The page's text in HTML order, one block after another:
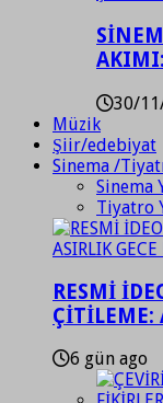
AKIMI:
30/
Müzik
Şiir/edebiyat
Sinema /
Sinema
Tiyatro
RESMİ
ÇİTİLEME:
6 gün ago